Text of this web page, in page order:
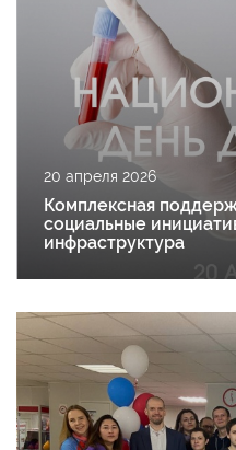
20 апреля 2026
Комплексная
социальные
инфраструктура